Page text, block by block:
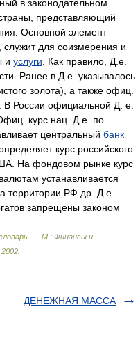
в законодательном
представляющий
Основной элемент
для соизмерения и
и услуги . Как правило, Д.е.
Ранее в Д.е. указывалось
золота), а также офиц.
России официальной Д. е.
курс нац. Д.е. по
центральный банк
курс российского
На фондовом рынке курс
устанавливается
территории РФ др. Д.е.
запрещены законом
словарь. — М.: Финансы и
2002
ДЕНЕЖНАЯ МАССА